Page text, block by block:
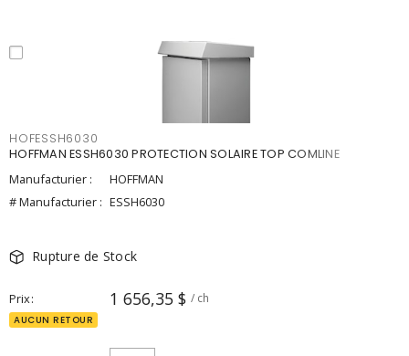
HOFESSH6030
HOFFMAN ESSH6030 PROTECTION SOLAIRE TOP COMLINE
Manufacturier :
HOFFMAN
# Manufacturier : ESSH6030
Rupture de Stock
Prix 1 656,35 $ / ch
AUCUN RETOUR